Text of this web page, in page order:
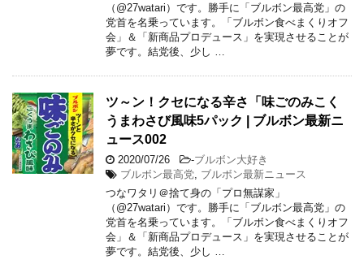
（@27watari）です。勝手に「ブルボン最高党」の
党首を名乗っています。「ブルボン食べまくりオフ
会」＆「新商品プロデュース」を実現させることが
夢です。結党後、少し …
ツ～ン！クセになる辛さ「味ごのみこく
うまわさび風味5パック | ブルボン最新ニ
ュース002
2020/07/26 -ブルボン大好き
ブルボン最高党 ブルボン最新ニュース
つなワタリ＠捨て身の「プロ無謀家」
（@27watari）です。勝手に「ブルボン最高党」の
党首を名乗っています。「ブルボン食べまくりオフ
会」＆「新商品プロデュース」を実現させることが
夢です。結党後、少し …